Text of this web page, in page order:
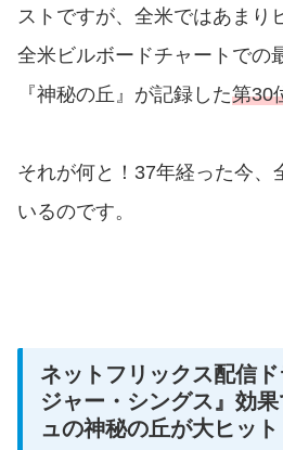
ストですが、全米ではあまり
全米ビルボードチャートでの
『神秘の丘』が記録した第30
それが何と！37年経った今、
いるのです。
ネットフリックス配信
ジャー・シングス』効
ュの神秘の丘が大ヒット